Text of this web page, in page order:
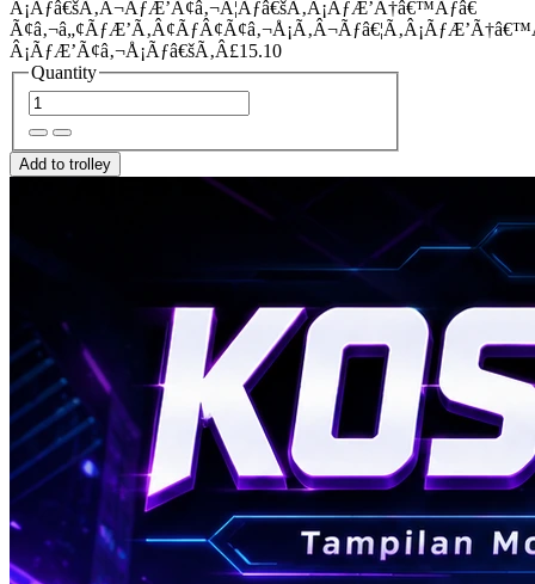
Â¡Ãƒâ€šÃ‚Â¬ÃƒÆ’Ã¢â‚¬Â¦Ãƒâ€šÃ‚Â¡ÃƒÆ’Ã†â€™Ãƒâ€
Â¡ÃƒÆ’Ã¢â‚¬Å¡Ãƒâ€šÃ‚Â£15.10
Quantity
Add to trolley